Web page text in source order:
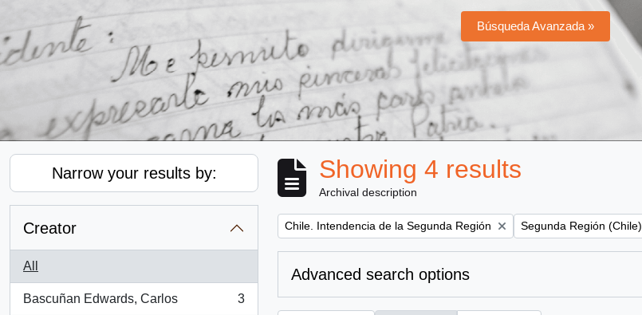
Búsqueda Avanzada »
Narrow your results by:
Creator
All
Bascuñan Edwards, Carlos
, 3 results
3
Showing 4 results
Archival description
Remove filter:
Chile. Intendencia de la Segunda Región Remove filter:
Segunda Región (Chile)
Advanced search options